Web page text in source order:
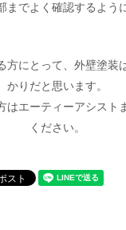
までよく確認するよう
方にとって、外壁塗装
かりだと思います。
はエーティーアシスト
ください。